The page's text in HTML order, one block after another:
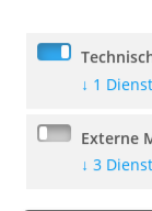
↓ 1 Dienst
Externe
↓ 3